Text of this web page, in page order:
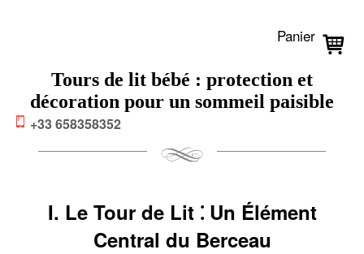
+33 658358352
Panier
Tours de lit bébé : protection et
décoration pour un sommeil paisible
I. Le Tour de Lit ⁚ Un Élément
Central du Berceau